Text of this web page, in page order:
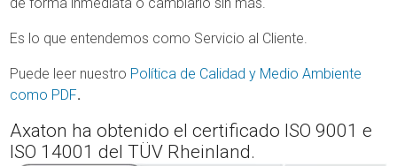
Es lo que entendemos como Servicio al Cliente.
Puede leer nuestro Política de Calidad y Medio Ambiente
como PDF.
Axaton ha obtenido el certificado ISO 9001 e
ISO 14001 del TÜV Rheinland.